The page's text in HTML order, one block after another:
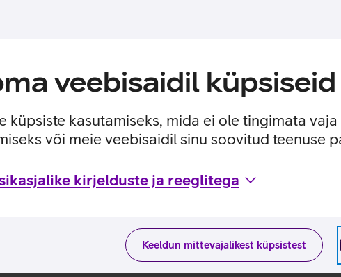
veebisaidil küpsiseid
küpsiste kasutamiseks, mida ei ole tingimata
või meie veebisaidil sinu soovitud teenuse
kirjelduste ja reeglitega
Keeldun mittevajalikest küpsistest
laadimist sinu Apple seadmetele kodus, kontoris või liikvel olles.
või uuem), MacBook Air (2018 või uuem) mudelitega ning uuemate
tootja kodulehel